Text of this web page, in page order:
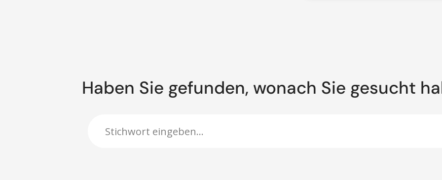
Haben Sie gefunden, wonach Sie gesucht